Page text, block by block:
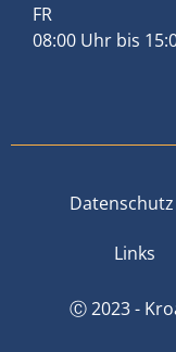
FR
08:00 Uhr bis
Datenschutz
Links
Ⓒ 2023 -